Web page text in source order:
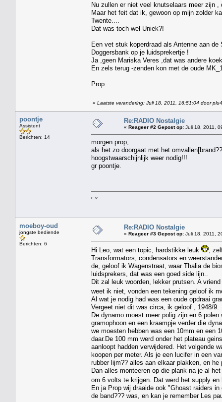
Nu zullen er niet veel knutselaars meer zijn
Maar het feit dat ik, gewoon op mijn zolder
Twente....
Dat was toch wel Uniek?!
Een vet stuk koperdraad als Antenne aan
Doggersbank op je luidsprekertje !
Ja ,geen Mariska Veres ,dat was andere
En zels terug -zenden kon met de oude
Prop.
« Laatste verandering: Juli 18, 2011, 16:51:04 door plu4
poontje
Assistent
Berichten: 14
Re:RADIO Nostalgie
« Reageer #2 Gepost op: Juli 18, 2011,
morgen prop,
als het zo doorgaat met het
hoogstwaarschijnlijk weer nodig!!!
gr poontje.
c.v
moeboy-oud
jongste bediende
Berichten: 6
Re:RADIO Nostalgie
« Reageer #3 Gepost op: Juli 18, 2011,
Hi Leo, wat een topic, hardstikke leuk
,
Transformators, condensators en
de, geloof ik Wagenstraat, waar Thalia de
luidsprekers, dat was een goed side lijn..
Dit zal leuk woorden, lekker prutsen. A
weet ik niet, vonden een tekening geloof ik
Al wat je nodig had was een oude opdraai
Vergeet niet dit was circa, ik geloof , 1948/9.
De dynamo moest meer polig zijn en 6
gramophoon en een kraampje verder die
we moesten hebben was een 10mm en een
daar.De 100 mm werd onder het plateau
aanloopt hadden verwijdered. Het volgende
koopen per meter. Als je een lucifer in een
rubber lijm?? alles aan elkaar plakken, en he
Dan alles monteeren op die plank na je al
om 6 volts te krijgen. Dat werd het supply
En ja Prop wij draaide ook "Ghoast raiders
de band??? was, en kan je remember Les